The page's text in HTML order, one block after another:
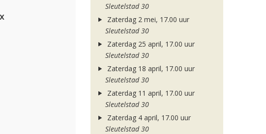
Sleutelstad 30
Zaterdag 2 mei, 17.00 uur
Sleutelstad 30
Zaterdag 25 april, 17.00 uur
Sleutelstad 30
Zaterdag 18 april, 17.00 uur
Sleutelstad 30
Zaterdag 11 april, 17.00 uur
Sleutelstad 30
Zaterdag 4 april, 17.00 uur
Sleutelstad 30